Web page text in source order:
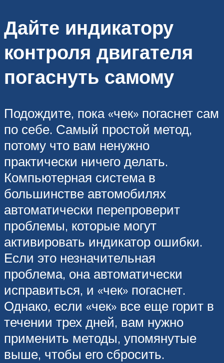
Дайте индикатору
контроля двигателя
погаснуть самому
Подождите, пока «чек» погаснет сам
по себе. Самый простой метод,
потому что вам ненужно
практически ничего делать.
Компьютерная система в
большинстве автомобилях
автоматически перепроверит
проблемы, которые могут
активировать индикатор ошибки.
Если это незначительная
проблема, она автоматически
исправиться, и «чек» погаснет.
Однако, если «чек» все еще горит в
течении трех дней, вам нужно
применить методы, упомянутые
выше, чтобы его сбросить.